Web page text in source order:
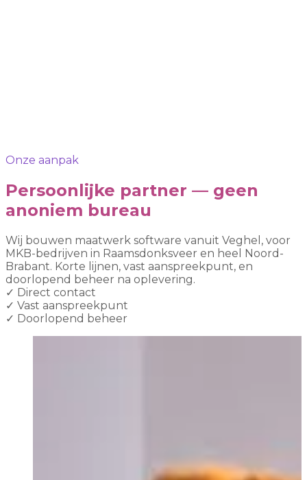
Onze aanpak
Persoonlijke partner — geen
anoniem bureau
Wij bouwen maatwerk software vanuit Veghel, voor
MKB-bedrijven in Raamsdonksveer en heel Noord-
Brabant. Korte lijnen, vast aanspreekpunt, en
doorlopend beheer na oplevering.
✓ Direct contact
✓ Vast aanspreekpunt
✓ Doorlopend beheer